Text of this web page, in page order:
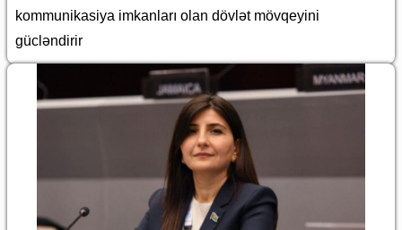
kommunikasiya imkanları olan dövlət mövqeyini
gücləndirir